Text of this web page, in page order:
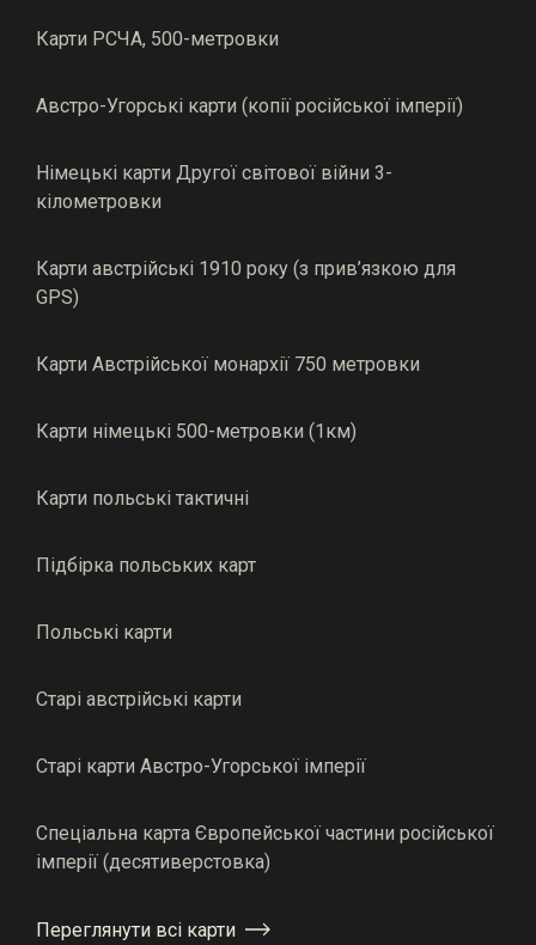
Карти РСЧА, 500-метровки
Австро-Угорські карти (копії російської імперії)
Німецькі карти Другої світової війни 3-
кілометровки
Карти австрійські 1910 року (з прив’язкою для
GPS)
Карти Австрійської монархії 750 метровки
Карти німецькі 500-метровки (1км)
Карти польські тактичні
Підбірка польських карт
Польські карти
Старі австрійські карти
Старі карти Австро-Угорської імперії
Спеціальна карта Європейської частини російської
імперії (десятиверстовка)
Переглянути всі карти